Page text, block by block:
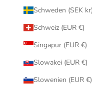
Schweden (SEK kr)
Schweiz (EUR €)
Singapur (EUR €)
Slowakei (EUR €)
Slowenien (EUR €)